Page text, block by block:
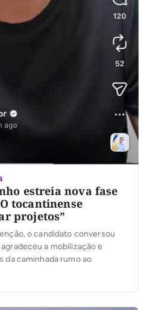
estreia nova fase
tocantinense
projetos”
o candidato conversou
a mobilização e
da caminhada rumo ao